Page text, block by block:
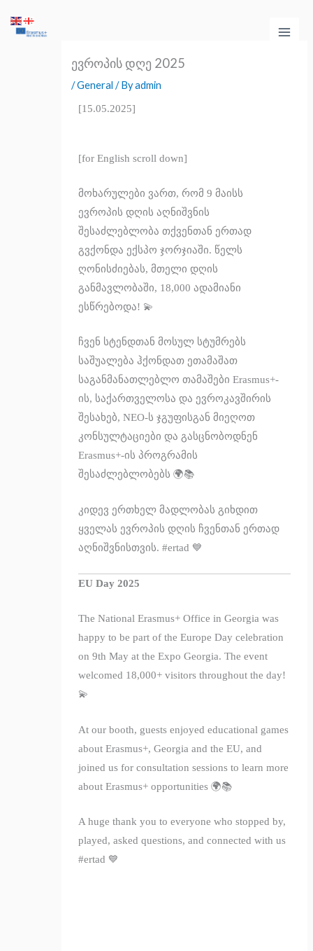
ევროპის დღე 2025
/General / Byadmin
[15.05.2025]
[for English scroll down]
მოხარულები ვართ, რომ 9 მაისს
ევროპის დღის აღნიშვნის
შესაძლებლობა თქვენთან ერთად
გვქონდა ექსპო ჯორჯიაში. წელს
ღონისძიებას, მთელი დღის
განმავლობაში, 18,000 ადამიანი
ესწრებოდა! 💫
ჩვენ სტენდთან მოსულ სტუმრებს
საშუალება ჰქონდათ ეთამაშათ
საგანმანათლებლო თამაშები Erasmus+-
ის, საქართველოსა და ევროკავშირის
შესახებ, NEO-ს ჯგუფისგან მიეღოთ
კონსულტაციები და გასცნობოდნენ
Erasmus+-ის პროგრამის
შესაძლებლობებს 🌍📚
კიდევ ერთხელ მადლობას გიხდით
ყველას ევროპის დღის ჩვენთან ერთად
აღნიშვნისთვის. #ertad 💙
EU Day 2025
The National Erasmus+ Office in Georgia was
happy to be part of the Europe Day celebration
on 9th May at the Expo Georgia. The event
welcomed 18,000+ visitors throughout the day!
💫
At our booth, guests enjoyed educational games
about Erasmus+, Georgia and the EU, and
joined us for consultation sessions to learn more
about Erasmus+ opportunities 🌍📚
A huge thank you to everyone who stopped by,
played, asked questions, and connected with us
#ertad 💙